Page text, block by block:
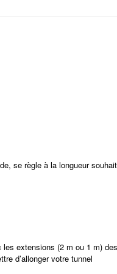
se règle à la longueur
extensions (2 m ou 1 m)
d’allonger votre tunnel